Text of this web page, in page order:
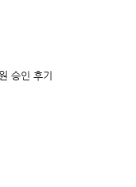
승인 후기